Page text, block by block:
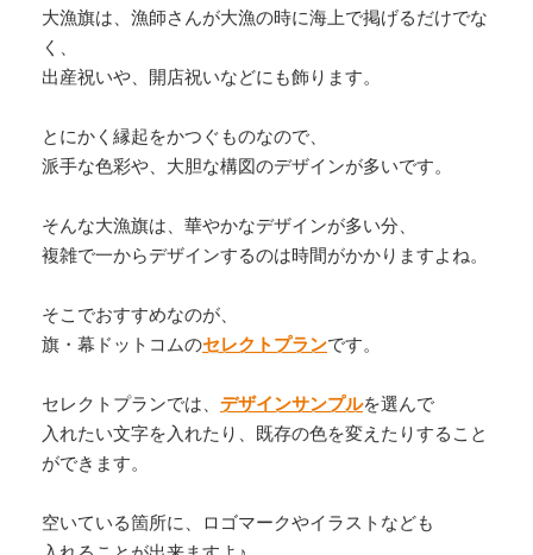
大漁旗は、漁師さんが大漁の時に海上で掲げるだけでな
く、
出産祝いや、開店祝いなどにも飾ります。
とにかく縁起をかつぐものなので、
派手な色彩や、大胆な構図のデザインが多いです。
そんな大漁旗は、華やかなデザインが多い分、
複雑で一からデザインするのは時間がかかりますよね。
そこでおすすめなのが、
旗・幕ドットコムのセレクトプランです。
セレクトプランでは、 デザインサンプルを選んで
入れたい文字を入れたり、既存の色を変えたりすること
ができます。
空いている箇所に、ロゴマークやイラストなども